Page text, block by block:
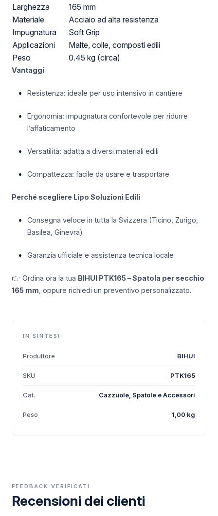
Larghezza
165 mm
Materiale
Acciaio ad alta resistenza
Impugnatura
Soft Grip
Applicazioni
Malte, colle, composti edili
Peso
0.45 kg (circa)
Vantaggi
Resistenza: ideale per uso intensivo in cantiere
Ergonomia: impugnatura confortevole per ridurre
l’affaticamento
Versatilità: adatta a diversi materiali edili
Compattezza: facile da usare e trasportare
Perché scegliere Lipo Soluzioni Edili
Consegna veloce in tutta la Svizzera (Ticino, Zurigo,
Basilea, Ginevra)
Garanzia ufficiale e assistenza tecnica locale
👉 Ordina ora la tua BIHUI PTK165 – Spatola per secchio
165 mm , oppure richiedi un preventivo personalizzato.
IN SINTESI
Produttore BIHUI
SKU PTK165
Cat. Cazzuole, Spatole e Accessori
Peso 1,00 kg
FEEDBACK VERIFICATI
Recensioni dei clienti